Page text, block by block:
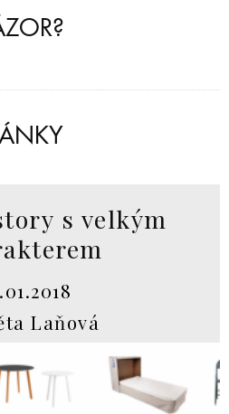
s velkým
Laňová